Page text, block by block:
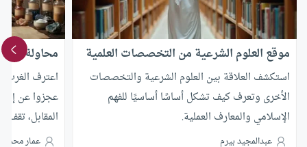
موقع العلوم الشرعية من التخصصات العلمية
استكشف العلاقة بين العلوم الشرعية والتخصصات
الأخرى وتعرف كيف تشكل أساسًا أساسيًا للفهم
الإسلامي والمعارف العملية.
عبدالمجيد بيرم
محاولة
اعترف الغرب
عجزوا عن
المقابل،
دون أن نتحرك
عمار محمد